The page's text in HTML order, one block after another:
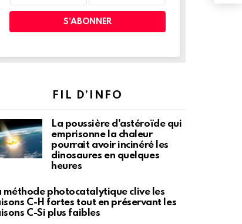
FIL D’INFO
La poussière d'astéroïde qui
emprisonne la chaleur
pourrait avoir incinéré les
dinosaures en quelques
heures
méthode photocatalytique clive les
C-H fortes tout en préservant les
C-Si plus faibles